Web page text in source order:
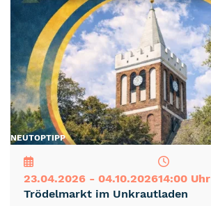
NEUTOPTIPP
23.04.2026 - 04.10.202614:00 Uhr
Trödelmarkt im Unkrautladen